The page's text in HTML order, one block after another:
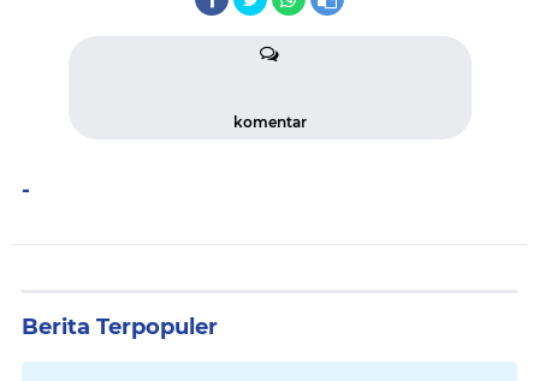
komentar
-
Berita Terpopuler